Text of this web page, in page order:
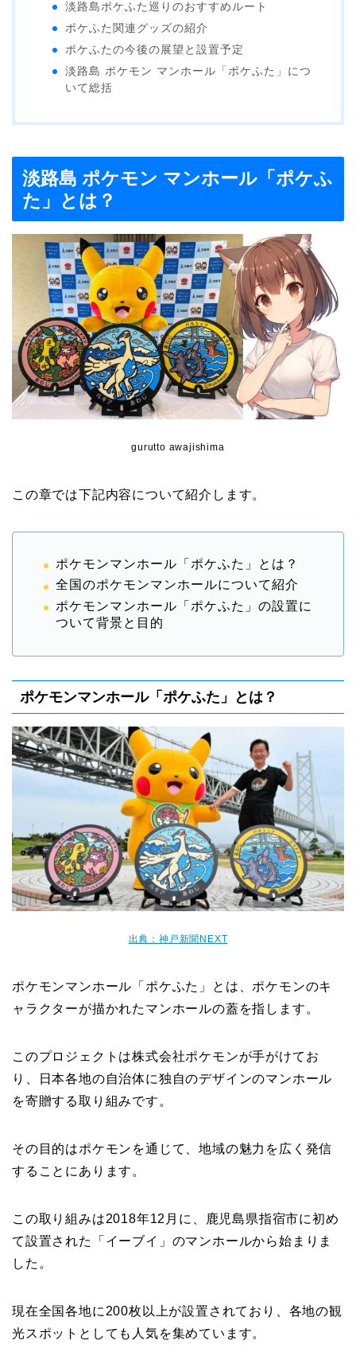
淡路島ポケふた巡りのおすすめルート
ポケふた関連グッズの紹介
ポケふたの今後の展望と設置予定
淡路島 ポケモン マンホール「ポケふた」につ
いて総括
淡路島 ポケモン マンホール「ポケふ
た」とは？
gurutto awajishima
この章では下記内容について紹介します。
ポケモンマンホール「ポケふた」とは？
全国のポケモンマンホールについて紹介
ポケモンマンホール「ポケふた」の設置に
ついて背景と目的
ポケモンマンホール「ポケふた」とは？
出典：神戸新聞NEXT
ポケモンマンホール「ポケふた」とは、ポケモンのキ
ャラクターが描かれたマンホールの蓋を指します。
このプロジェクトは株式会社ポケモンが手がけてお
り、日本各地の自治体に独自のデザインのマンホール
を寄贈する取り組みです。
その目的はポケモンを通じて、地域の魅力を広く発信
することにあります。
この取り組みは2018年12月に、鹿児島県指宿市に初め
て設置された「イーブイ」のマンホールから始まりま
した。
現在全国各地に200枚以上が設置されており、各地の観
光スポットとしても人気を集めています。